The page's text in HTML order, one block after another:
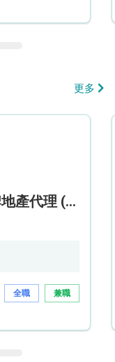
更多
全職/兼職持牌營業員/持牌地產代理 (長沙灣/將軍澳/油塘)
全職 兼職